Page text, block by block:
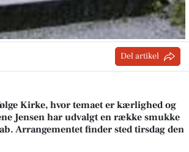
Del artikel
Kirke, hvor temaet er kærlighed og
Jensen har udvalgt en række smukke
Arrangementet finder sted tirsdag den